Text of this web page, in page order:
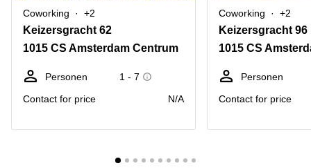
Coworking +2
Keizersgracht 62
1015 CS Amsterdam Centrum
Personen
1 - 7
Contact for price
N/A
Coworking +2
Keizersgracht 96
1015 CS
Personen
Contact for price